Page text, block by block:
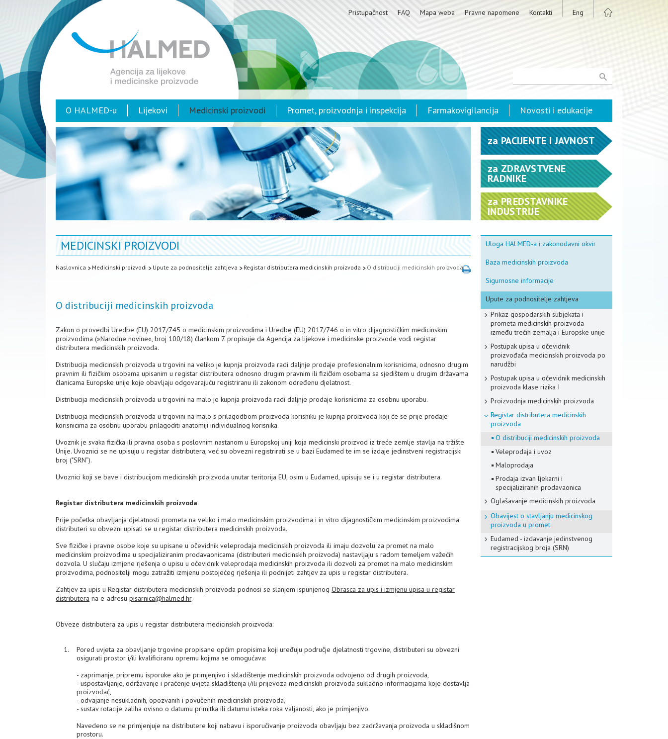
Pristupačnost FAQ Mapa weba Pravne napomene Kontakti Eng
O HALMED-u Lijekovi Medicinski proizvodi Promet, proizvodnja i inspekcija Farmakovigilancija Novosti i edukacije
MEDICINSKI PROIZVODI
Naslovnica Medicinski proizvodi Upute za podnositelje zahtjeva Registar distributera medicinskih proizvoda O distribuciji medicinskih proizvoda
O distribuciji medicinskih proizvoda
Zakon o provedbi Uredbe (EU) 2017/745 o medicinskim proizvodima i Uredbe (EU) 2017/746 o in vitro dijagnostičkim medicinskim
proizvodima (»Narodne novine«, broj 100/18) člankom 7. propisuje da Agencija za lijekove i medicinske proizvode vodi registar
distributera medicinskih proizvoda.
Distribucija medicinskih proizvoda u trgovini na veliko je kupnja proizvoda radi daljnje prodaje profesionalnim korisnicima, odnosno drugim
pravnim ili fizičkim osobama upisanim u registar distributera odnosno drugim pravnim ili fizičkim osobama sa sjedištem u drugim državama
članicama Europske unije koje obavljaju odgovarajuću registriranu ili zakonom određenu djelatnost.
Distribucija medicinskih proizvoda u trgovini na malo je kupnja proizvoda radi daljnje prodaje korisnicima za osobnu uporabu.
Distribucija medicinskih proizvoda u trgovini na malo s prilagodbom proizvoda korisniku je kupnja proizvoda koji će se prije prodaje
korisnicima za osobnu uporabu prilagoditi anatomiji individualnog korisnika.
Uvoznik je svaka fizička ili pravna osoba s poslovnim nastanom u Europskoj uniji koja medicinski proizvod iz treće zemlje stavlja na tržište
Unije. Uvoznici se ne upisuju u registar distributera, već su obvezni registrirati se u bazi Eudamed te im se izdaje jedinstveni registracijski
broj ("SRN”).
Uvoznici koji se bave i distribucijom medicinskih proizvoda unutar teritorija EU, osim u Eudamed, upisuju se i u registar distributera.
Registar distributera medicinskih proizvoda
Prije početka obavljanja djelatnosti prometa na veliko i malo medicinskim proizvodima i in vitro dijagnostičkim medicinskim proizvodima
distributeri su obvezni upisati se u registar distributera medicinskih proizvoda.
Sve fizičke i pravne osobe koje su upisane u očevidnik veleprodaja medicinskih proizvoda ili imaju dozvolu za promet na malo
medicinskim proizvodima u specijaliziranim prodavaonicama (distributeri medicinskih proizvoda) nastavljaju s radom temeljem važećih
dozvola. U slučaju izmjene rješenja o upisu u očevidnik veleprodaja medicinskih proizvoda ili dozvoli za promet na malo medicinskim
proizvodima, podnositelji mogu zatražiti izmjenu postojećeg rješenja ili podnijeti zahtjev za upis u registar distributera.
Zahtjev za upis u Registar distributera medicinskih proizvoda podnosi se slanjem ispunjenog Obrasca za upis i izmjenu upisa u registar
distributera na e-adresu pisarnica@halmed.hr.
Obveze distributera za upis u registar distributera medicinskih proizvoda:
Pored uvjeta za obavljanje trgovine propisane općim propisima koji uređuju područje djelatnosti trgovine, distributeri su obvezni
osigurati prostor i/ili kvalificiranu opremu kojima se omogućava:
- zaprimanje, pripremu isporuke ako je primjenjivo i skladištenje medicinskih proizvoda odvojeno od drugih proizvoda,
- uspostavljanje, održavanje i praćenje uvjeta skladištenja i/ili prijevoza medicinskih proizvoda sukladno informacijama koje dostavlja
proizvođač,
- odvajanje nesukladnih, opozvanih i povučenih medicinskih proizvoda,
- sustav rotacije zaliha ovisno o datumu primitka ili datumu isteka roka valjanosti, ako je primjenjivo.
Navedeno se ne primjenjuje na distributere koji nabavu i isporučivanje proizvoda obavljaju bez zadržavanja proizvoda u skladišnom
prostoru.
za PACIJENTE I JAVNOST
za ZDRAVSTVENE
RADNIKE
zaPREDSTAVNIKE
INDUSTRIJE
Uloga HALMED-a i zakonodavni okvir
Baza medicinskih proizvoda
Sigurnosne informacije
Upute za podnositelje zahtjeva
Prikaz gospodarskih subjekata i
prometa medicinskih proizvoda
između trećih zemalja i Europske unije
Postupak upisa u očevidnik
proizvođača medicinskih proizvoda po
narudžbi
Postupak upisa u očevidnik medicinskih
proizvoda klase rizika I
Proizvodnja medicinskih proizvoda
Registar distributera medicinskih
proizvoda
O distribuciji medicinskih proizvoda
Veleprodaja i uvoz
Maloprodaja
Prodaja izvan ljekarni i
specijaliziranih prodavaonica
Oglašavanje medicinskih proizvoda
Obavijest o stavljanju medicinskog
proizvoda u promet
Eudamed - izdavanje jedinstvenog
registracijskog broja (SRN)